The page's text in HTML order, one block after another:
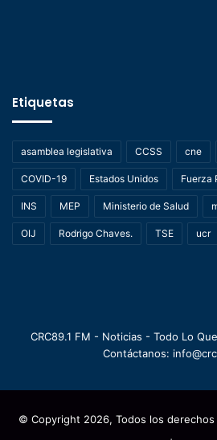
Etiquetas
asamblea legislativa CCSS cne
COVID-19 Estados Unidos Fuerza
INS MEP Ministerio de Salud
OIJ Rodrigo Chaves. TSE ucr
CRC89.1 FM - Noticias - Todo Lo
Contáctanos:
© Copyright 2026, Todos los